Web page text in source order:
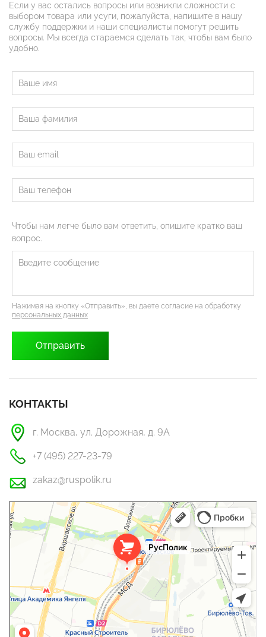
Если у вас остались вопросы или возникли сложности с
выбором товара или усуги, пожалуйста, напишите в нашу
службу поддержки и наши специалисты помогут решить
вопросы. Мы всегда стараемся сделать так, чтобы вам было
удобно.
Чтобы нам легче было вам ответить, опишите кратко ваш
вопрос.
Нажимая на кнопку «Отправить», вы даете согласие на обработку
персональных данных
КОНТАКТЫ
г. Москва, ул. Дорожная, д. 9А
+7 (495) 227-23-79
zakaz@ruspolik.ru
РусПолик
Оргстекло, поликарбонат в Москве
Строительные и отделочные работы в Москве